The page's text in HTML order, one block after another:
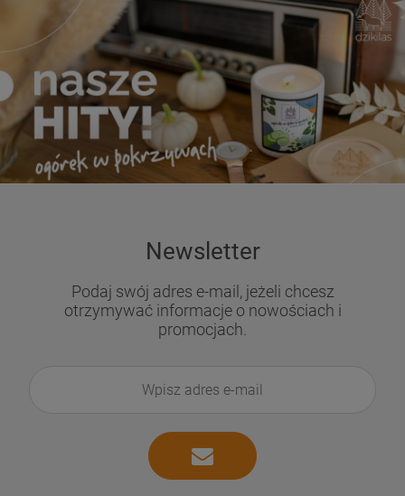
Newsletter
Podaj swój adres e-mail, jeżeli chcesz
otrzymywać informacje o nowościach i
promocjach.